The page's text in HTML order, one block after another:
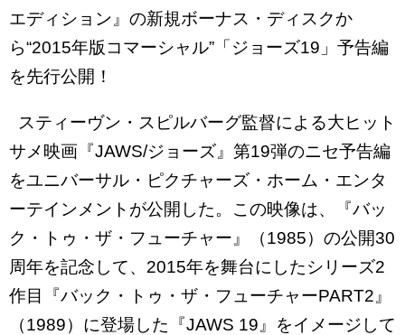
エディション』の新規ボーナス・ディスクか
ら“2015年版コマーシャル­”「ジョーズ19」予告編
を先行公開！
スティーヴン・スピルバーグ監督による大ヒット
サメ映画『JAWS/ジョーズ』第19弾のニセ予告編
をユニバーサル・ピクチャーズ・ホーム・エンタ
ーテインメントが公開した。この映像は、『バッ
ク・トゥ・ザ・フューチャー』（1985）の公開30
周年を記念して、2015年を舞台にしたシリーズ2
作目『バック・トゥ・ザ・フューチャーPART2』
（1989）に登場した『JAWS 19』をイメージして